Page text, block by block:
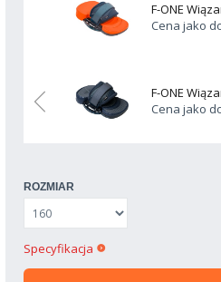
F-ONE
Cena jako
DODAJ
F-ONE
Cena jako
ROZMIAR
Specyfikacja